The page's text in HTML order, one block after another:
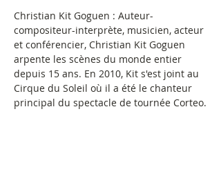
Christian Kit Goguen : Auteur-
compositeur-interprète, musicien, acteur
et conférencier, Christian Kit Goguen
arpente les scènes du monde entier
depuis 15 ans. En 2010, Kit s'est joint au
Cirque du Soleil où il a été le chanteur
principal du spectacle de tournée Corteo.